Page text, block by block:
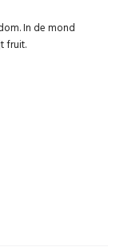
In de mond
fruit.